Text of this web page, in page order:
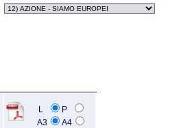
L
P
A3
A4